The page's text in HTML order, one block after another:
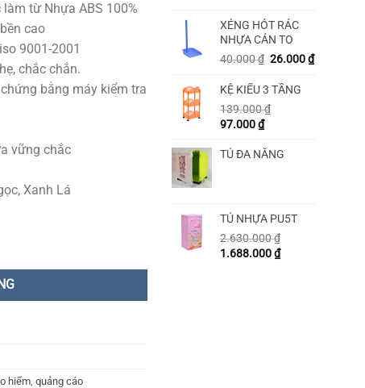
từ Nhựa ABS 100%
cao
9001-2001
chắc chắn.
bằng máy kiểm tra
vững chắc
Xanh Lá
hiểm, quảng cáo
XẺNG HÓT RÁC
NHỰA CÁN TO
40.000₫ 26.000₫
KỆ KIỂU 3 TẦNG
139.000₫
97.000₫
TỦ ĐA NĂNG
TỦ NHỰA PU5T
2.630.000₫
1.688.000₫